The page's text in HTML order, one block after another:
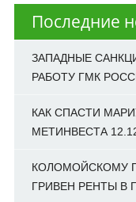
Последние
ЗАПАДНЫЕ
РАБОТУ ГМК
КАК СПАСТИ
МЕТИНВЕСТА
КОЛОМОЙСКОМУ
ГРИВЕН РЕНТЫ В